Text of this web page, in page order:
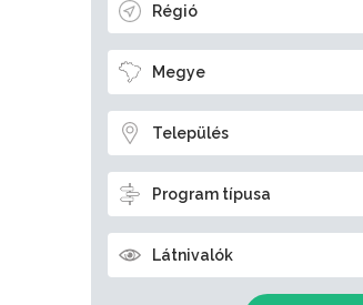
Régió
Megye
Település
Program típusa
Látnivalók